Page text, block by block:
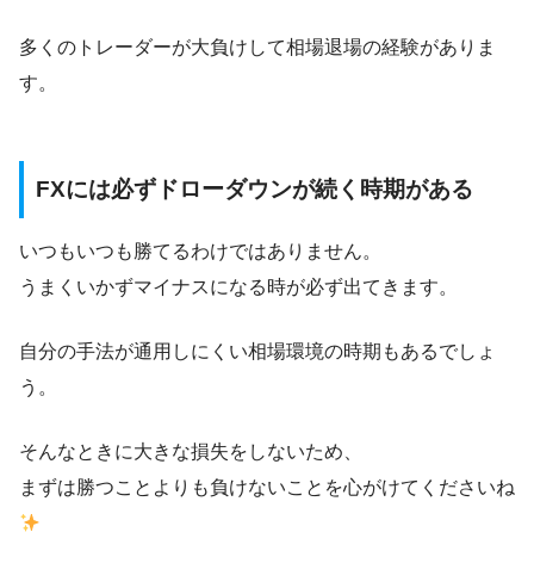
多くのトレーダーが大負けして相場退場の経験がありま
す。
FXには必ずドローダウンが続く時期がある
いつもいつも勝てるわけではありません。
うまくいかずマイナスになる時が必ず出てきます。
自分の手法が通用しにくい相場環境の時期もあるでしょ
う。
そんなときに大きな損失をしないため、
まずは勝つことよりも負けないことを心がけてくださいね